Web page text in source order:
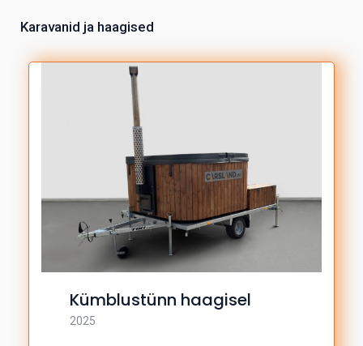
Karavanid ja haagised
Kümblustünn haagisel
2025